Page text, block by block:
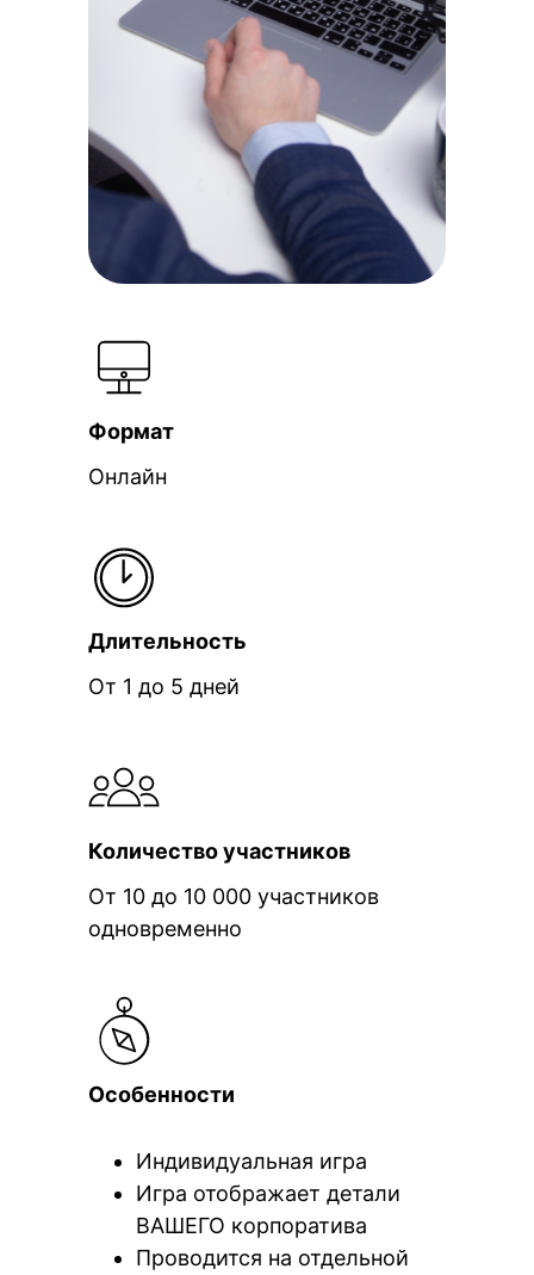
Формат
Онлайн
Длительность
От 1 до 5 дней
Количество участников
От 10 до 10 000 участников
одновременно
Особенности
Индивидуальная игра
Игра отображает детали
ВАШЕГО корпоратива
Проводится на отдельной